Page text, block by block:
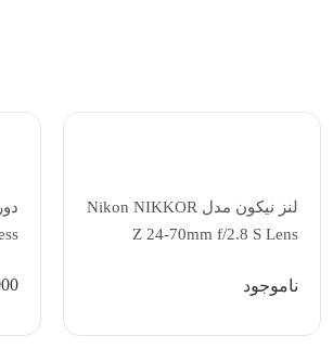
دوربین عکاسی سونی Sony
Alpha a7S III Mirrorless
478,000,000
IS